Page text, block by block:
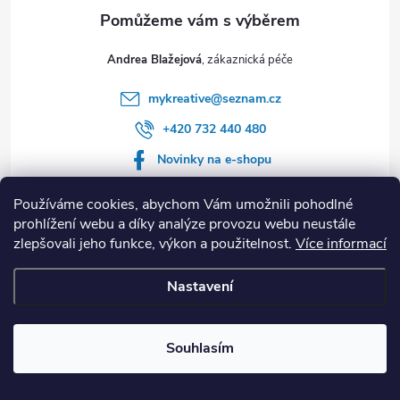
Používáme cookies, abychom Vám umožnili pohodlné
prohlížení webu a díky analýze provozu webu neustále
zlepšovali jeho funkce, výkon a použitelnost. Více informací
Nastavení
Souhlasím
Poslední hodnocení produktů
Dětské tričko s potiskem MODROČERVENÉ SIX SEVEN 67
Andrea Blažejová
mykreative@seznam.cz
+420 732 440 480
Novinky na e-shopu
Inspirace tvoření